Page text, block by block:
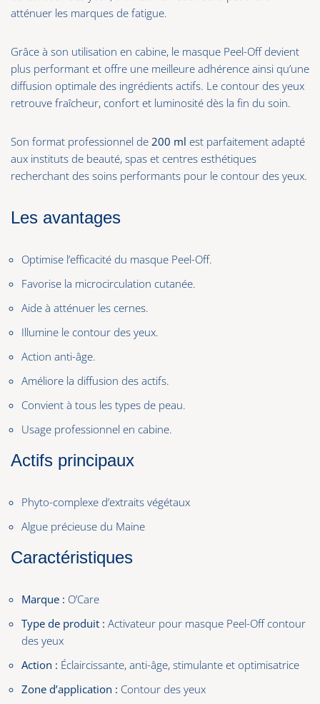
atténuer les marques de fatigue.
Grâce à son utilisation en cabine, le masque Peel-Off devient
plus performant et offre une meilleure adhérence ainsi qu’une
diffusion optimale des ingrédients actifs. Le contour des yeux
retrouve fraîcheur, confort et luminosité dès la fin du soin.
Son format professionnel de 200 ml est parfaitement adapté
aux instituts de beauté, spas et centres esthétiques
recherchant des soins performants pour le contour des yeux.
Les avantages
Optimise l’efficacité du masque Peel-Off.
Favorise la microcirculation cutanée.
Aide à atténuer les cernes.
Illumine le contour des yeux.
Action anti-âge.
Améliore la diffusion des actifs.
Convient à tous les types de peau.
Usage professionnel en cabine.
Actifs principaux
Phyto-complexe d’extraits végétaux
Algue précieuse du Maine
Caractéristiques
Marque : O’Care
Type de produit : Activateur pour masque Peel-Off contour
des yeux
Action : Éclaircissante, anti-âge, stimulante et optimisatrice
Zone d’application : Contour des yeux